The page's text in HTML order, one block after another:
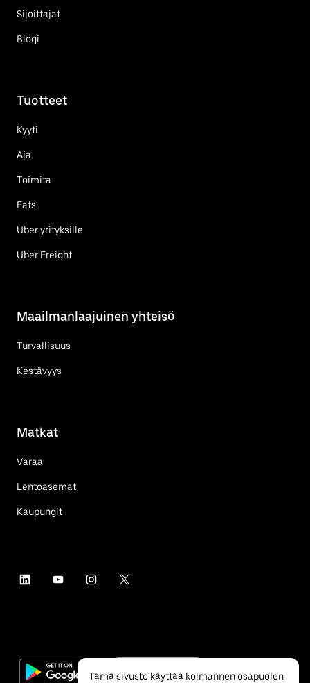
Sijoittajat
Blogi
Tuotteet
Kyyti
Aja
Toimita
Eats
Uber yrityksille
Uber Freight
Maailmanlaajuinen yhteisö
Turvallisuus
Kestävyys
Matkat
Varaa
Lentoasemat
Kaupungit
Tämä sivusto käyttää kolmannen osapuolen